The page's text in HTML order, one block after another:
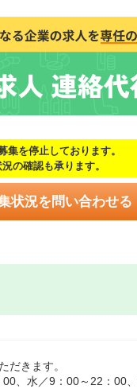
集を停止しております。
の確認も承ります。
状況を問い合わせる
だきます。
、水／9：00～22：00